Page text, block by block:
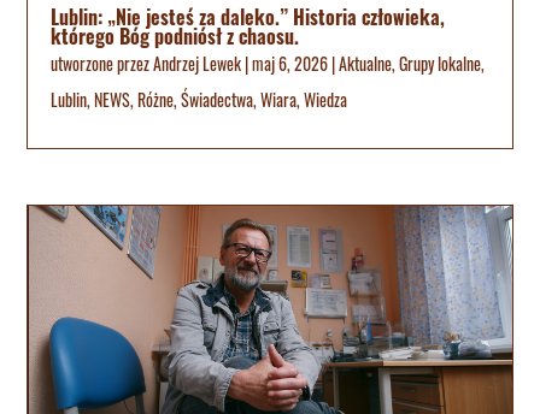
Lublin: „Nie jesteś za daleko.” Historia człowieka,
którego Bóg podniósł z chaosu.
utworzone przezAndrzej Lewek|maj 6, 2026|Aktualne,Grupy lokalne,
Lublin,NEWS,Różne,Świadectwa,Wiara,Wiedza